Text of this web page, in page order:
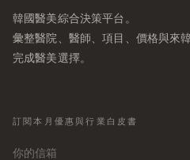
韓國醫美綜合決策平台。
彙整醫院、醫師、項目、價格與來
完成醫美選擇。
訂閱本月優惠與行業白皮書